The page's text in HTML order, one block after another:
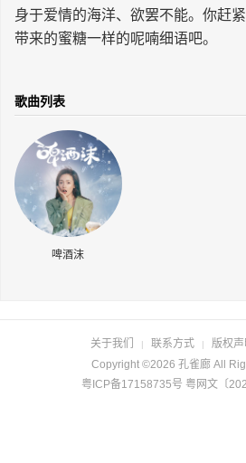
身于爱情的海洋、欲罢不能。你赶
带来的蜜糖一样的呢喃细语吧。
歌曲列表
啤酒沫
关于我们 联系方式 版权声
Copyright ©2026 孔雀廊 All
粤ICP备17158735号 粤网文〔